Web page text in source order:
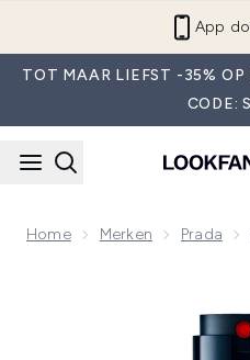
App
TOT MAAR LIEFST -35% OP
CODE:
Home Merken Prada